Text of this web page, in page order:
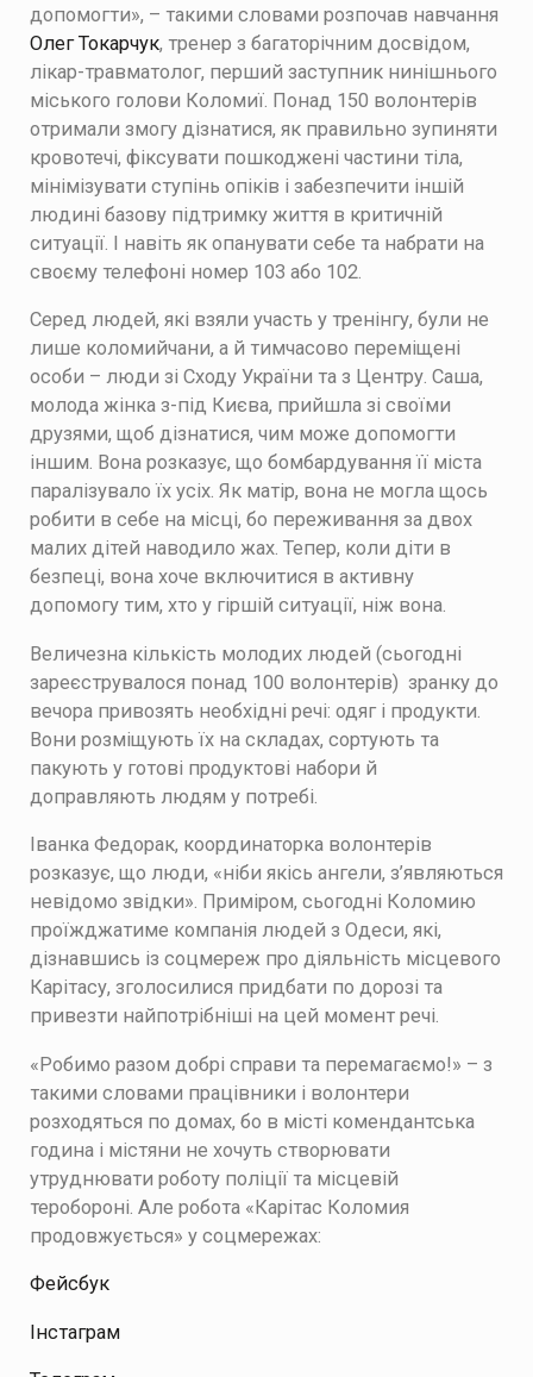
допомогти», – такими словами розпочав навчання
Олег Токарчук, тренер з багаторічним досвідом,
лікар-травматолог, перший заступник нинішнього
міського голови Коломиї. Понад 150 волонтерів
отримали змогу дізнатися, як правильно зупиняти
кровотечі, фіксувати пошкоджені частини тіла,
мінімізувати ступінь опіків і забезпечити іншій
людині базову підтримку життя в критичній
ситуації. І навіть як опанувати себе та набрати на
своєму телефоні номер 103 або 102.
Серед людей, які взяли участь у тренінгу, були не
лише коломийчани, а й тимчасово переміщені
особи – люди зі Сходу України та з Центру. Саша,
молода жінка з-під Києва, прийшла зі своїми
друзями, щоб дізнатися, чим може допомогти
іншим. Вона розказує, що бомбардування її міста
паралізувало їх усіх. Як матір, вона не могла щось
робити в себе на місці, бо переживання за двох
малих дітей наводило жах. Тепер, коли діти в
безпеці, вона хоче включитися в активну
допомогу тим, хто у гіршій ситуації, ніж вона.
Величезна кількість молодих людей (сьогодні
зареєструвалося понад 100 волонтерів) зранку до
вечора привозять необхідні речі: одяг і продукти.
Вони розміщують їх на складах, сортують та
пакують у готові продуктові набори й
доправляють людям у потребі.
Іванка Федорак, координаторка волонтерів
розказує, що люди, «ніби якісь ангели, з’являються
невідомо звідки». Приміром, сьогодні Коломию
проїжджатиме компанія людей з Одеси, які,
дізнавшись із соцмереж про діяльність місцевого
Карітасу, зголосилися придбати по дорозі та
привезти найпотрібніші на цей момент речі.
«Робимо разом добрі справи та перемагаємо!» – з
такими словами працівники і волонтери
розходяться по домах, бо в місті комендантська
година і містяни не хочуть створювати
утруднювати роботу поліції та місцевій
теробороні. Але робота «Карітас Коломия
продовжується» у соцмережах:
Фейсбук
Інстаграм